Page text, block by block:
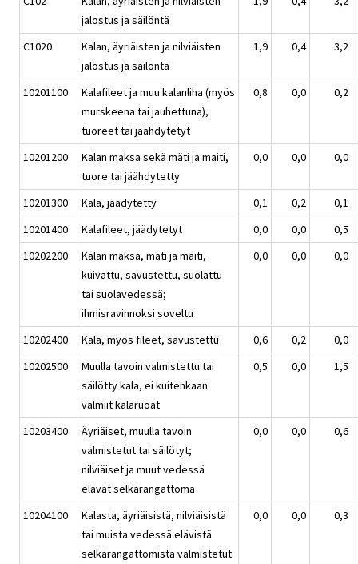
jalostus ja säilöntä
C1020
Kalan, äyriäisten ja nilviäisten
jalostus ja säilöntä
1,9 0,4 3,2
10201100
Kalafileet ja muu kalanliha (myös
murskeena tai jauhettuna),
tuoreet tai jäähdytetyt
0,8 0,0 0,2
10201200
Kalan maksa sekä mäti ja maiti,
tuore tai jäähdytetty
0,0 0,0 0,0
10201300 Kala, jäädytetty 0,1 0,2
0,1
10201400
Kalafileet, jäädytetyt 0,0 0,0
0,5
10202200
Kalan maksa, mäti ja maiti,
kuivattu, savustettu, suolattu
tai suolavedessä;
ihmisravinnoksi soveltu
0,0 0,0 0,0
10202400 Kala, myös fileet, savustettu 0,6 0,2
0,0
10202500
Muulla tavoin valmistettu tai
säilötty kala, ei kuitenkaan
valmiit kalaruoat
0,5 0,0 1,5
10203400
Äyriäiset, muulla tavoin
valmistetut tai säilötyt;
nilviäiset ja muut vedessä
elävät selkärangattoma
0,0 0,0 0,6
10204100
Kalasta, äyriäisistä, nilviäisistä
tai muista vedessä elävistä
selkärangattomista valmistetut
0,0 0,0 0,3